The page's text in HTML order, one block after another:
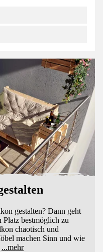
gestalten? Dann geht
Platz bestmöglich zu
chaotisch und
machen Sinn und wie
...mehr